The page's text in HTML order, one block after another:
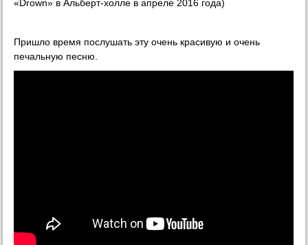
«Drown» в Альберт-холле в апреле 2016 года)
Пришло время послушать эту очень красивую и очень
печальную песню.